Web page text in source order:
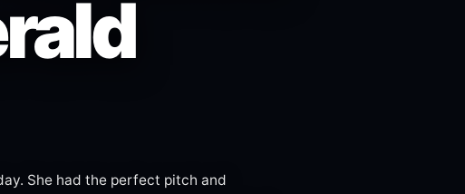
She had the perfect pitch and